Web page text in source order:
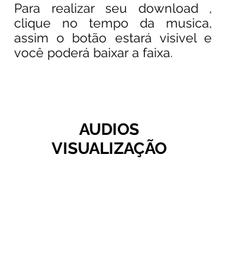
Para realizar seu download ,
clique no tempo da musica,
assim o botão estará visivel e
você poderá baixar a faixa.
AUDIOS
VISUALIZAÇÃO